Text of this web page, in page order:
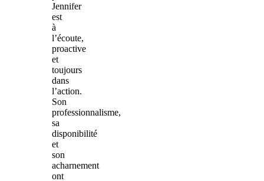
Jennifer
est
à
l’écoute,
proactive
et
toujours
dans
l’action.
Son
professionnalisme,
sa
disponibilité
et
son
acharnement
ont